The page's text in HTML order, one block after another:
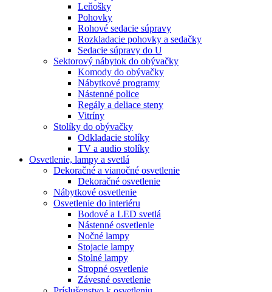
Leňošky
Pohovky
Rohové sedacie súpravy
Rozkladacie pohovky a sedačky
Sedacie súpravy do U
Sektorový nábytok do obývačky
Komody do obývačky
Nábytkové programy
Nástenné police
Regály a deliace steny
Vitríny
Stolíky do obývačky
Odkladacie stolíky
TV a audio stolíky
Osvetlenie, lampy a svetlá
Dekoračné a vianočné osvetlenie
Dekoračné osvetlenie
Nábytkové osvetlenie
Osvetlenie do interiéru
Bodové a LED svetlá
Nástenné osvetlenie
Nočné lampy
Stojacie lampy
Stolné lampy
Stropné osvetlenie
Závesné osvetlenie